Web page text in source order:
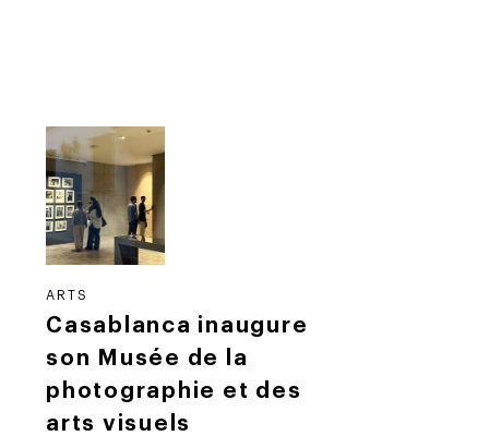
ARTS
Casablanca inaugure
son Musée de la
photographie et des
arts visuels